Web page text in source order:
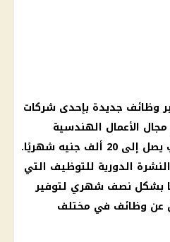
وظائف جديدة بإحدى شركات
الأعمال الهندسية
بمحافظة الإسكندرية، براتب يصل إلى 20 ألف جنيه شهريًا.
الدورية للتوظيف التي
بشكل نصف شهري لتوفير
عن وظائف في مختلف